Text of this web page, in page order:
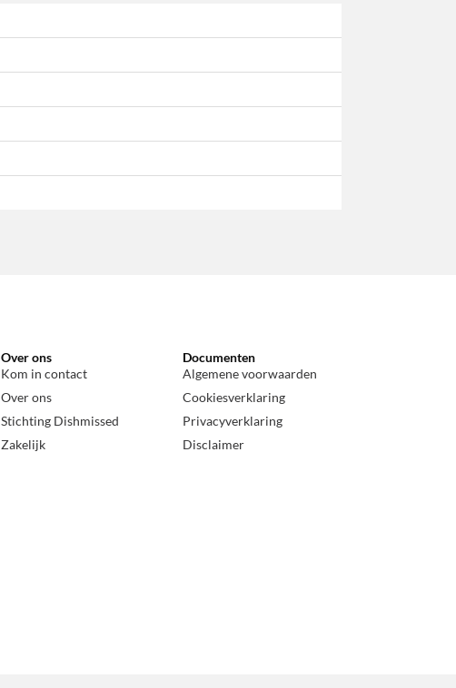
Over ons
Kom in contact
Over ons
Stichting Dishmissed
Zakelijk
Documenten
Algemene voorwaarden
Cookiesverklaring
Privacyverklaring
Disclaimer